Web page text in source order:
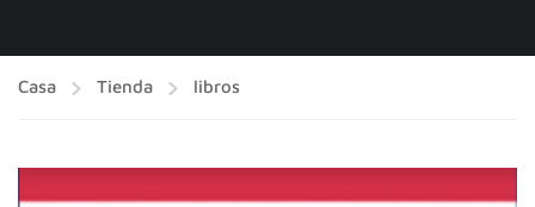
Casa Tienda libros